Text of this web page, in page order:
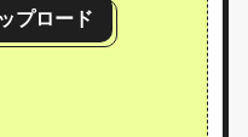
プロード